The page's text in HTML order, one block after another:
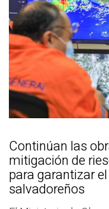
Continúan las
mitigación de
para garantizar
salvadoreños